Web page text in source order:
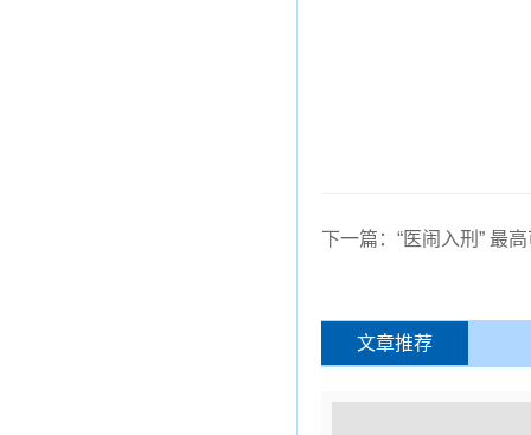
下一篇：“医闹入刑” 最
文章推荐